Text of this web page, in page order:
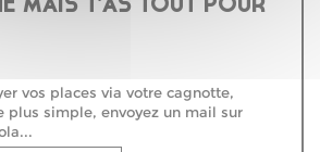
MAIS T’AS TOUT POUR
vos places via votre cagnotte,
plus simple, envoyez un mail sur